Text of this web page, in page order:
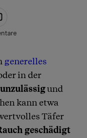
generelles
in der
und
kann etwa
Täfer
geschädigt